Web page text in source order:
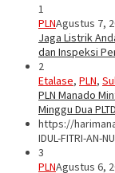
1
PLNAgustus 7,
Jaga Listrik
dan Inspeksi
2
Etalase, PLN,
PLN Manado
Minggu Dua
https://
IDUL-FITRI-AN-
3
PLNAgustus 6,